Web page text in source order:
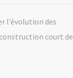
l’évolution des
court de